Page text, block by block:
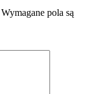
Wymagane pola są